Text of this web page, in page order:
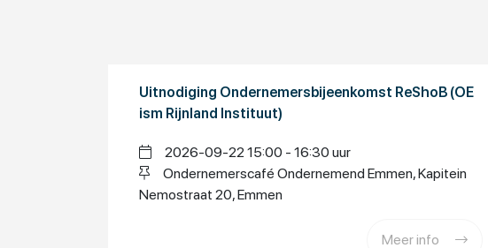
Uitnodiging Ondernemersbijeenkomst ReShoB (OE
ism Rijnland Instituut)
2026-09-22 15:00 - 16:30 uur
Ondernemerscafé Ondernemend Emmen, Kapitein
Nemostraat 20, Emmen
Meer info